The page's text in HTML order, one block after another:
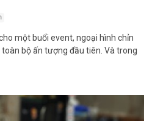
một buổi event, ngoại hình chỉn
bộ ấn tượng đầu tiên. Và trong